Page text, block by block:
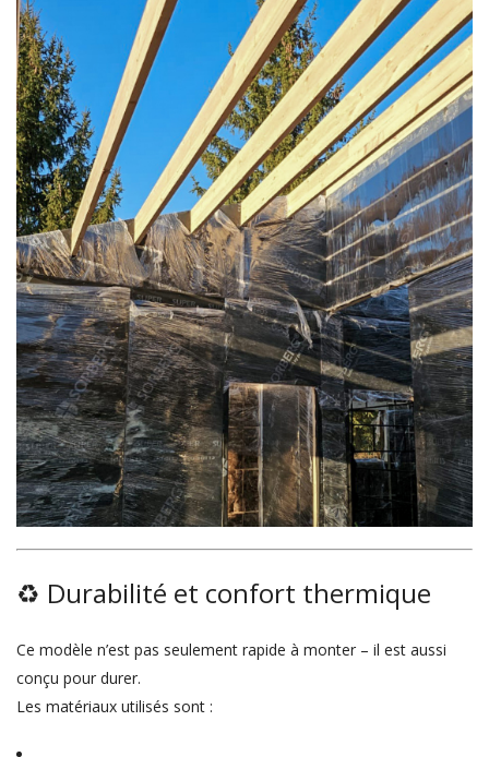
♻️ Durabilité et confort thermique
Ce modèle n’est pas seulement rapide à monter – il est aussi
conçu pour durer.
Les matériaux utilisés sont :